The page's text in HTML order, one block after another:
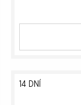
14 DNÍ